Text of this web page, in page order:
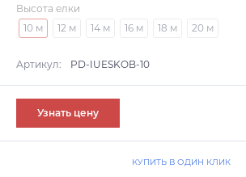
Высота елки
10 м
12 м 14 м 16 м 18 м 20 м
Артикул: PD-IUESKOB-10
Узнать цену
КУПИТЬ В ОДИН КЛИК